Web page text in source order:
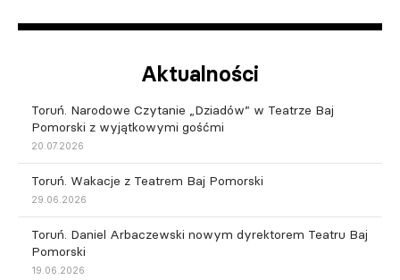
Aktualności
Toruń. Narodowe Czytanie „Dziadów” w Teatrze Baj
Pomorski z wyjątkowymi gośćmi
20.07.2026
Toruń. Wakacje z Teatrem Baj Pomorski
29.06.2026
Toruń. Daniel Arbaczewski nowym dyrektorem Teatru Baj
Pomorski
19.06.2026